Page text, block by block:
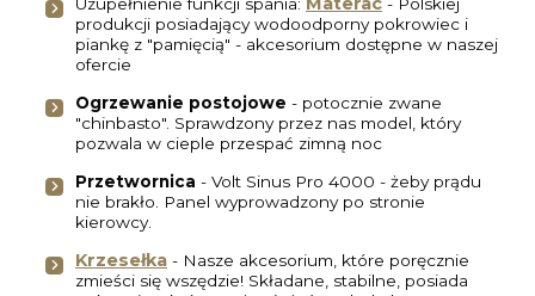
produkcji posiadający wodoodporny pokrowiec i
piankę z "pamięcią" - akcesorium dostępne w naszej
ofercie
Ogrzewanie postojowe - potocznie zwane
"chinbasto". Sprawdzony przez nas model, który
pozwala w cieple przespać zimną noc
Przetwornica - Volt Sinus Pro 4000 - żeby prądu
nie brakło. Panel wyprowadzony po stronie
kierowcy.
Krzesełka - Nasze akcesorium, które poręcznie
zmieści się wszędzie! Składane, stabilne, posiada